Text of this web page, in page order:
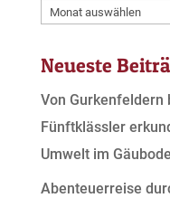
Archive
Neueste
Von Gurkenfeldern
Fünftklässler
Umwelt im
Abenteuerreise